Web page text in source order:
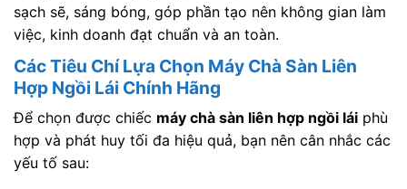
sạch sẽ, sáng bóng, góp phần tạo nên không gian làm
việc, kinh doanh đạt chuẩn và an toàn.
Các Tiêu Chí Lựa Chọn Máy Chà Sàn Liên
Hợp Ngồi Lái Chính Hãng
Để chọn được chiếc máy chà sàn liên hợp ngồi lái phù
hợp và phát huy tối đa hiệu quả, bạn nên cân nhắc các
yếu tố sau: